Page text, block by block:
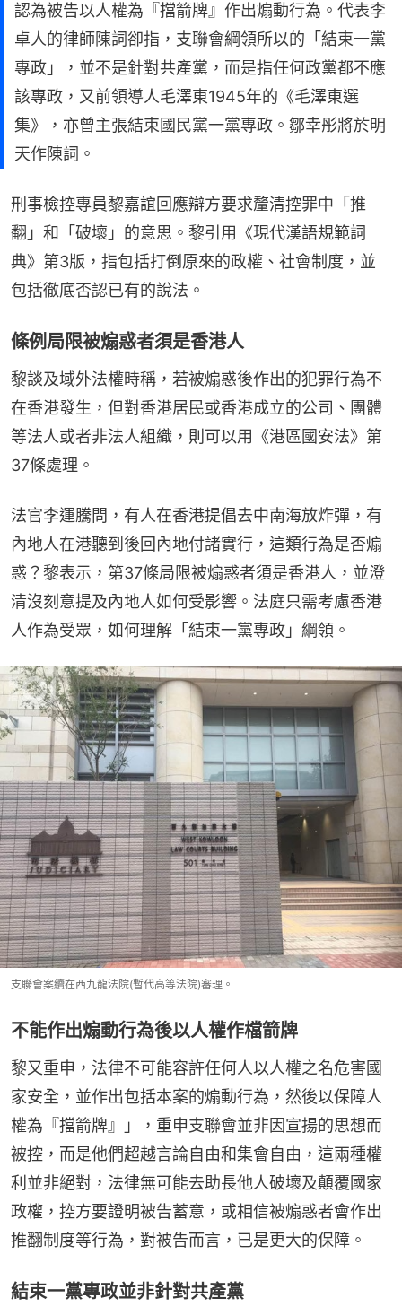
認為被告以人權為『擋箭牌』作出煽動行為。代表李
卓人的律師陳詞卻指，支聯會綱領所以的「結束一黨
專政」，並不是針對共產黨，而是指任何政黨都不應
該專政，又前領導人毛澤東1945年的《毛澤東選
集》，亦曾主張結束國民黨一黨專政。鄒幸彤將於明
天作陳詞。
刑事檢控專員黎嘉誼回應辯方要求釐清控罪中「推
翻」和「破壞」的意思。黎引用《現代漢語規範詞
典》第3版，指包括打倒原來的政權、社會制度，並
包括徹底否認已有的說法。
條例局限被煽惑者須是香港人
黎談及域外法權時稱，若被煽惑後作出的犯罪行為不
在香港發生，但對香港居民或香港成立的公司、團體
等法人或者非法人組織，則可以用《港區國安法》第
37條處理。
法官李運騰問，有人在香港提倡去中南海放炸彈，有
內地人在港聽到後回內地付諸實行，這類行為是否煽
惑？黎表示，第37條局限被煽惑者須是香港人，並澄
清沒刻意提及內地人如何受影響。法庭只需考慮香港
人作為受眾，如何理解「結束一黨專政」綱領。
支聯會案續在西九龍法院(暫代高等法院)審理。
不能作出煽動行為後以人權作檔箭牌
黎又重申，法律不可能容許任何人以人權之名危害國
家安全，並作出包括本案的煽動行為，然後以保障人
權為『擋箭牌』」，重申支聯會並非因宣揚的思想而
被控，而是他們超越言論自由和集會自由，這兩種權
利並非絕對，法律無可能去助長他人破壞及顛覆國家
政權，控方要證明被告蓄意，或相信被煽惑者會作出
推翻制度等行為，對被告而言，已是更大的保障。
結束一黨專政並非針對共產黨